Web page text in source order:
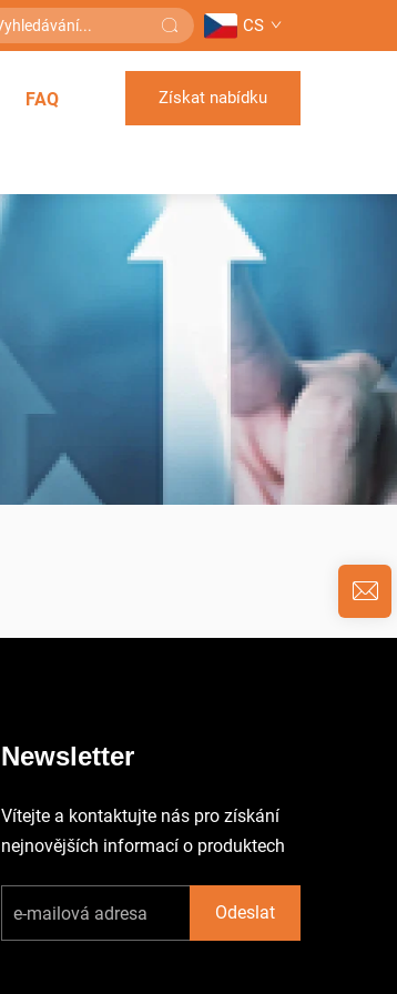
CS
FAQ Získat nabídku
Newsletter
Vítejte a kontaktujte nás pro získání
nejnovějších informací o produktech
Odeslat